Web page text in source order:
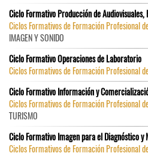
Ciclo Formativo Producción de Audiovisuales,
Ciclos Formativos de Formación Profesional
IMAGEN Y SONIDO
Ciclo Formativo Operaciones de Laboratorio
Ciclos Formativos de Formación Profesional
Ciclo Formativo Información y
Ciclos Formativos de Formación Profesional
TURISMO
Ciclo Formativo Imagen para el Diagnóstico y
Ciclos Formativos de Formación Profesional